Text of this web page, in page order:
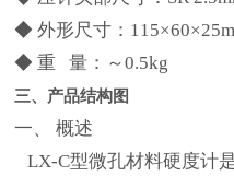
◆ 外形尺寸：
◆ 重 量：～0.5kg
三、产品结构图
一、 概述
LX-C型微孔材料硬度计